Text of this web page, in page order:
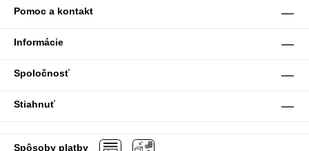
Pomoc a kontakt
Informácie
Spoločnosť
Stiahnuť
Spôsoby platby